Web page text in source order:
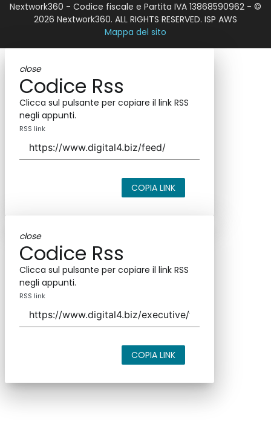
Nextwork360 - Codice fiscale e Partita IVA 13868590962 - ©
2026 Nextwork360. ALL RIGHTS RESERVED. ISP AWS
Mappa del sito
close
Codice Rss
Clicca sul pulsante per copiare il link RSS
negli appunti.
RSS link
COPIA LINK
close
Codice Rss
Clicca sul pulsante per copiare il link RSS
negli appunti.
RSS link
COPIA LINK